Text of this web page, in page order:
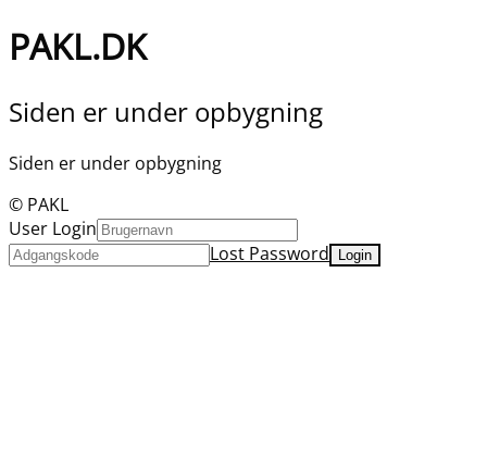
PAKL.DK
Siden er under opbygning
Siden er under opbygning
© PAKL
User Login
Lost Password